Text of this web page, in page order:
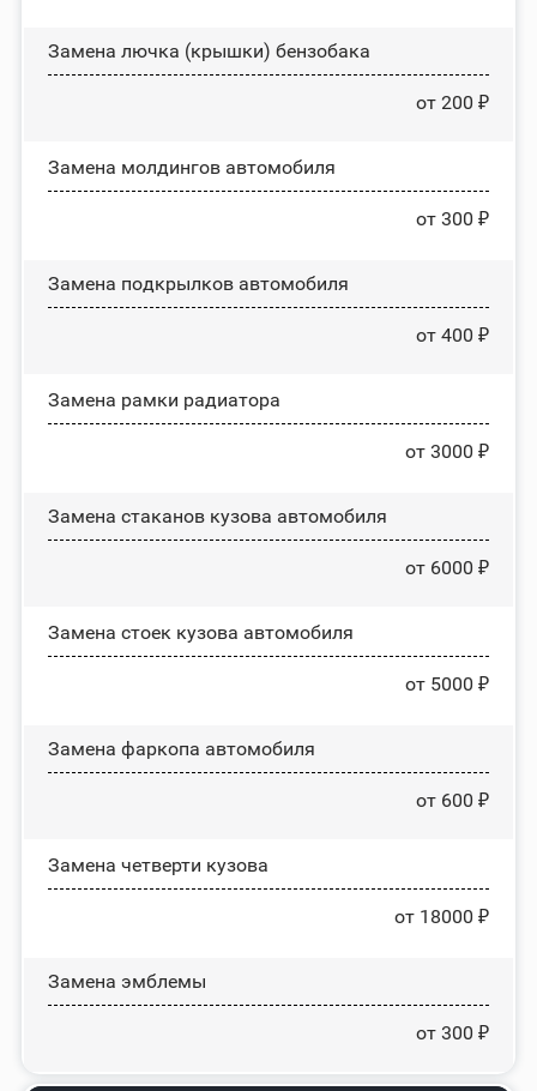
Замена лючка (крышки) бензобака
от 200 ₽
Замена молдингов автомобиля
от 300 ₽
Замена пoдĸpылĸoв автомобиля
от 400 ₽
Замена рамки радиатора
от 3000 ₽
Замена стаканов кузова автомобиля
от 6000 ₽
Замена стоек кузова автомобиля
от 5000 ₽
Замена фаркопа автомобиля
от 600 ₽
Замена четверти кузова
от 18000 ₽
Замена эмблемы
от 300 ₽